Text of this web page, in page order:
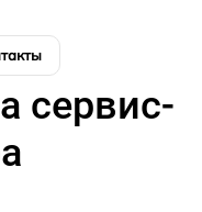
сервис-